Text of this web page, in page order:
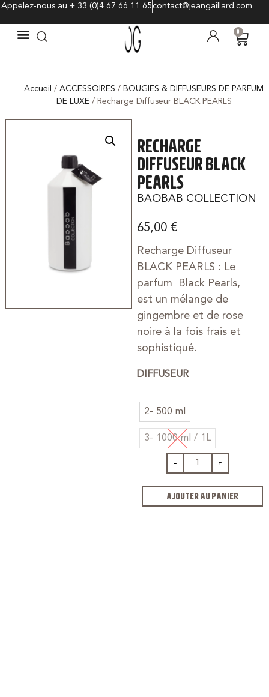
Appelez-nous au + 33 (0)4 67 66 11 65contact@jeangaillard.com
0
Accueil /ACCESSOIRES / BOUGIES & DIFFUSEURS DE PARFUM
DE LUXE/ Recharge Diffuseur BLACK PEARLS
RECHARGE
DIFFUSEUR BLACK
PEARLS
BAOBAB COLLECTION
65,00€
Recharge Diffuseur
BLACK PEARLS : Le
parfum Black Pearls,
est un mélange de
gingembre et de rose
noire à la fois frais et
sophistiqué.
DIFFUSEUR
2- 500 ml
3- 1000 ml / 1L
- +
AJOUTER AU PANIER